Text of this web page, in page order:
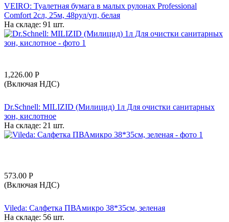
VEIRO: Туалетная бумага в малых рулонах Professional
Comfort 2сл, 25м, 48рул/уп, белая
На складе: 91 шт.
1,226.00 Р
(Включая НДС)
Dr.Schnell: MILIZID (Милицид) 1л Для очистки санитарных
зон, кислотное
На складе: 21 шт.
573.00 Р
(Включая НДС)
Vileda: Салфетка ПВАмикро 38*35см, зеленая
На складе: 56 шт.